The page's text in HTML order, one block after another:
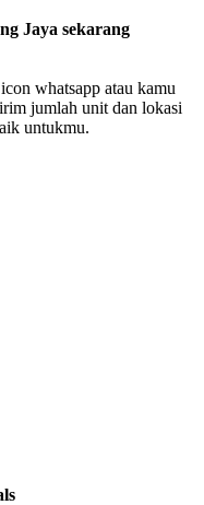
Jaya sekarang
whatsapp atau kamu
jumlah unit dan lokasi
untukmu.